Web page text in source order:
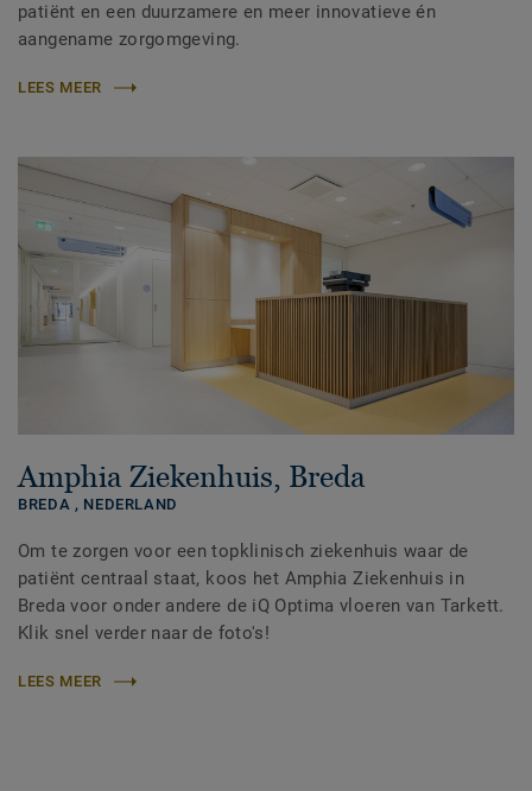
patiënt en een duurzamere en meer innovatieve én
aangename zorgomgeving.
LEES MEER
Amphia Ziekenhuis, Breda
BREDA , NEDERLAND
Om te zorgen voor een topklinisch ziekenhuis waar de
patiënt centraal staat, koos het Amphia Ziekenhuis in
Breda voor onder andere de iQ Optima vloeren van Tarkett.
Klik snel verder naar de foto's!
LEES MEER